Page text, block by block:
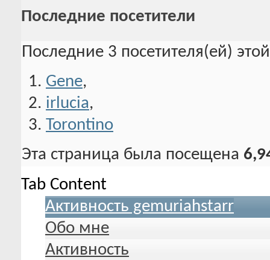
Последние посетители
Последние 3 посетителя(ей)
Gene,
irlucia,
Torontino
Эта страница была посещена
Tab Content
Активность gemuriahstarr
Обо мне
Активность